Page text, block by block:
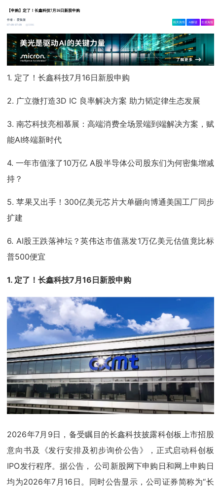
【申购】定了！长鑫科技7月16日新股申购
作者：爱集微
07-09 07:09
5986
相关舆情 AI解读 生成海报
1. 定了！长鑫科技7月16日新股申购
2. 广立微打造3D IC 良率解决方案 助力韬定律生态发展
3. 南芯科技亮相慕展：高端消费全场景端到端解决方案，赋
能AI终端新时代
4. 一年市值涨了10万亿 A股半导体公司股东们为何密集增减
持？
5. 苹果又出手！300亿美元芯片大单砸向博通美国工厂同步
扩建
6. AI股王跌落神坛？英伟达市值蒸发1万亿美元估值竟比标
普500便宜
1. 定了！长鑫科技7月16日新股申购
2026年7月9日，备受瞩目的长鑫科技披露科创板上市招股
意向书及《发行安排及初步询价公告》，正式启动科创板
IPO发行程序。据公告， 公司新股网下申购日和网上申购日
均为2026年7月16日。同时公告显示，公司证券简称为“长